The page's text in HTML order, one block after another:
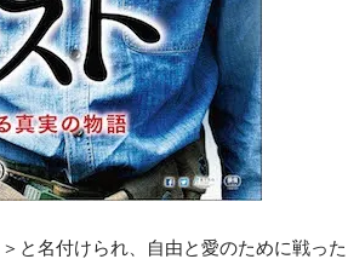
と名付けられ、自由と愛のために戦った